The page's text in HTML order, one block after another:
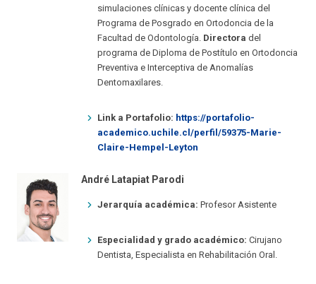
simulaciones clínicas y docente clínica del
Programa de Posgrado en Ortodoncia de la
Facultad de Odontología. Directora del
programa de Diploma de Postítulo en Ortodoncia
Preventiva e Interceptiva de Anomalías
Dentomaxilares.
Link a Portafolio: https://portafolio-
academico.uchile.cl/perfil/59375-Marie-
Claire-Hempel-Leyton
André Latapiat Parodi
Jerarquía académica: Profesor Asistente
Especialidad y grado académico: Cirujano
Dentista, Especialista en Rehabilitación Oral.